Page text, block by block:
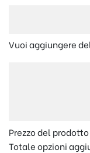
Vuoi aggiungere
Prezzo del prodotto
Totale opzioni